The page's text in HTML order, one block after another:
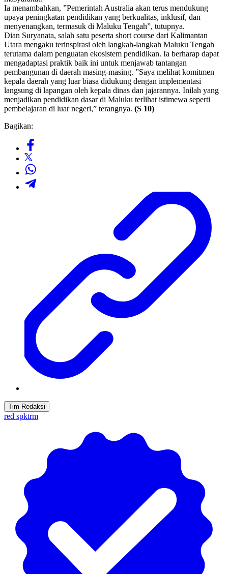
Ia menambahkan, ”Pemerintah Australia akan terus mendukung
upaya peningkatan pendidikan yang berkualitas, inklusif, dan
menyenangkan, termasuk di Maluku Tengah”, tutupnya.
Dian Suryanata, salah satu peserta short course dari Kalimantan
Utara mengaku terinspirasi oleh langkah-langkah Maluku Tengah
terutama dalam penguatan ekosistem pendidikan. Ia berharap dapat
mengadaptasi praktik baik ini untuk menjawab tantangan
pembangunan di daerah masing-masing. ”Saya melihat komitmen
kepala daerah yang luar biasa didukung dengan implementasi
langsung di lapangan oleh kepala dinas dan jajarannya. Inilah yang
menjadikan pendidikan dasar di Maluku terlihat istimewa seperti
pembelajaran di luar negeri,” terangnya. (S 10)
Bagikan:
Tim Redaksi
red spktrm